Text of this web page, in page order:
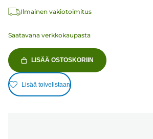
Ilmainen vakiotoimitus
Saatavana verkkokaupasta
LISÄÄ OSTOSKORIIN
Lisää toivelistaan